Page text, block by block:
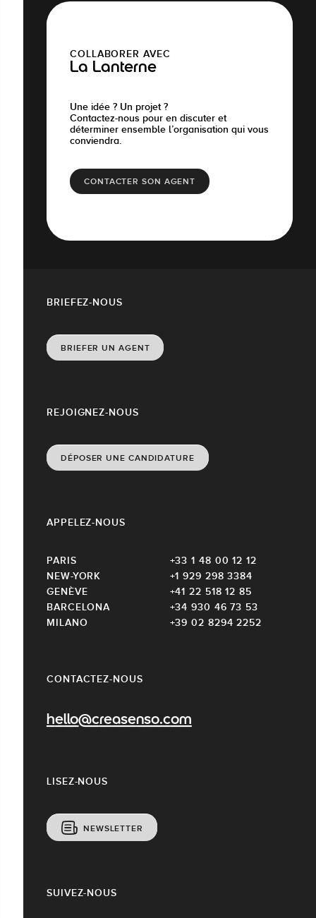
COLLABORER AVEC
La Lanterne
Une idée ? Un projet ?
Contactez-nous pour en discuter et
déterminer ensemble l’organisation qui vous
conviendra.
CONTACTER SON AGENT
CONTACTEZ-NOUS
hello@creasenso.com
REJOIGNEZ-NOUS
DÉPOSER UNE CANDIDATURE
LISEZ-NOUS
NEWSLETTER
APPELEZ-NOUS
PARIS
+33 1 48 00 12 12
NEW-YORK
+1 929 298 3384
GENÈVE
+41 22 518 12 85
BARCELONA
+34 930 46 73 53
MILANO
+39 02 8294 2252
BRIEFEZ-NOUS
BRIEFER UN AGENT
SUIVEZ-NOUS